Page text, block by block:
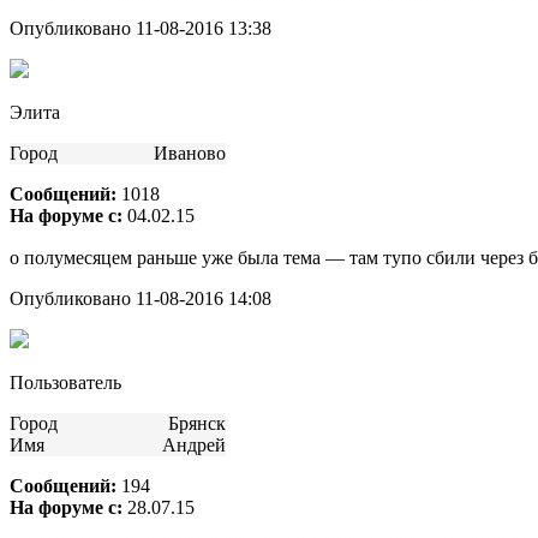
Опубликовано 11-08-2016 13:38
Элита
Город
Иваново
Сообщений: 1018
На форуме с: 04.02.15
о полумесяцем раньше уже была тема — там тупо сбили через
Опубликовано 11-08-2016 14:08
Пользователь
Город
Брянск
Имя
Андрей
Сообщений: 194
На форуме с: 28.07.15